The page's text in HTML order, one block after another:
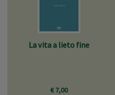
La vita a lieto fine
€ 7,00